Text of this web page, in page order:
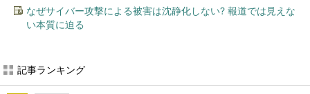
なぜサイバー攻撃による被害は沈静化しない? 報道では見えな
い本質に迫る
記事ランキング